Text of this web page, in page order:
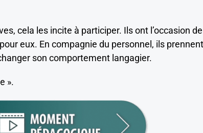
cela les incite à participer. Ils ont l’occasion de
eux. En compagnie du personnel, ils
son comportement langagier.
».